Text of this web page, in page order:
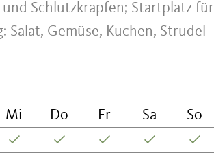
und Schlutzkrapfen; Startplatz für
Gemüse, Kuchen, Strudel
Mi Do Fr Sa
So